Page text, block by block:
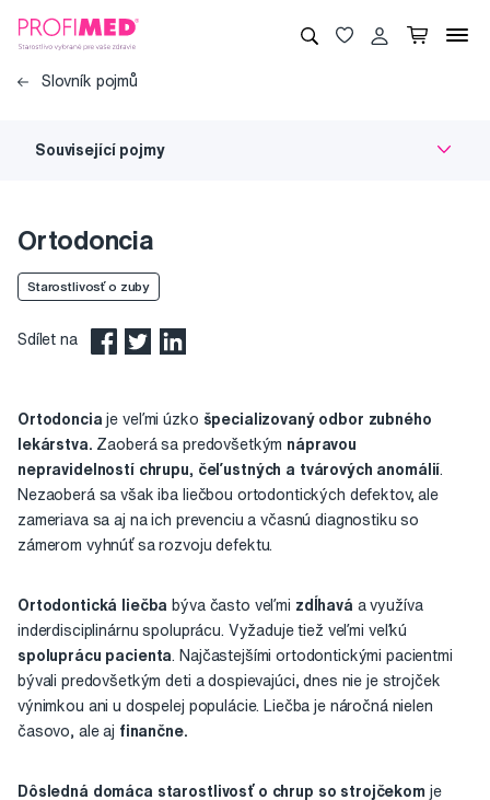
Slovník pojmů
Související pojmy
Ortodoncia
Starostlivosť o zuby
Sdílet na
Ortodoncia je veľmi úzko špecializovaný odbor zubného
lekárstva.
Zaoberá sa predovšetkým nápravou
nepravidelností chrupu, čeľustných a tvárových anomálií
Nezaoberá sa však iba liečbou ortodontických defektov, ale
zameriava sa aj na ich prevenciu a včasnú diagnostiku so
zámerom vyhnúť sa rozvoju defektu.
Ortodontická liečba býva často veľmi zdĺhavá a využíva
inderdisciplinárnu spoluprácu. Vyžaduje tiež veľmi veľkú
spoluprácu pacienta . Najčastejšími ortodontickými pacientmi
bývali predovšetkým deti a dospievajúci, dnes nie je strojček
výnimkou ani u dospelej populácie. Liečba je náročná nielen
časovo, ale aj finančne.
Dôsledná domáca starostlivosť o chrup so strojčekom je